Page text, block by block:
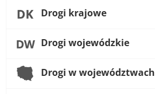
Drogi krajowe
Drogi wojewódzkie
Drogi w województwach